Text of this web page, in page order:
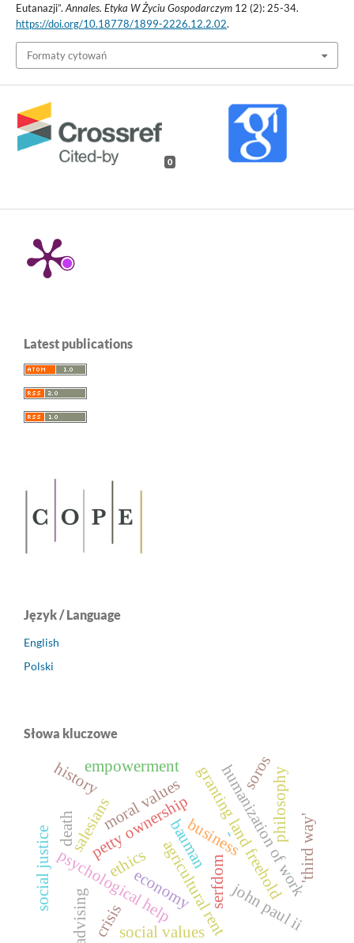
Eutanazji”. Annales. Etyka W Życiu Gospodarczym12 (2): 25-34.
https://doi.org/10.18778/1899-2226.12.2.02.
Formaty cytowań
0
Latest publications
Język / Language
English
Polski
Słowa kluczowe
-
serfdom
agricultural rentgranting land freehold
petty ownership
psychological help
ethics
john paul ii
economy
salesians
social values
moral values humanization of work
empowerment
advising
business philosophy
history
'third way'
social justice death
crisis
bauman
soros